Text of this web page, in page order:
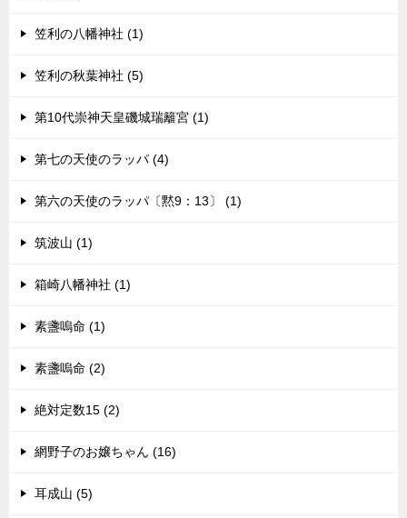
笠利の八幡神社 (1)
笠利の秋葉神社 (5)
第10代崇神天皇磯城瑞籬宮 (1)
第七の天使のラッパ (4)
第六の天使のラッパ〔黙9：13〕 (1)
筑波山 (1)
箱崎八幡神社 (1)
素盞嗚命 (1)
素盞嗚命 (2)
絶対定数15 (2)
網野子のお嬢ちゃん (16)
耳成山 (5)